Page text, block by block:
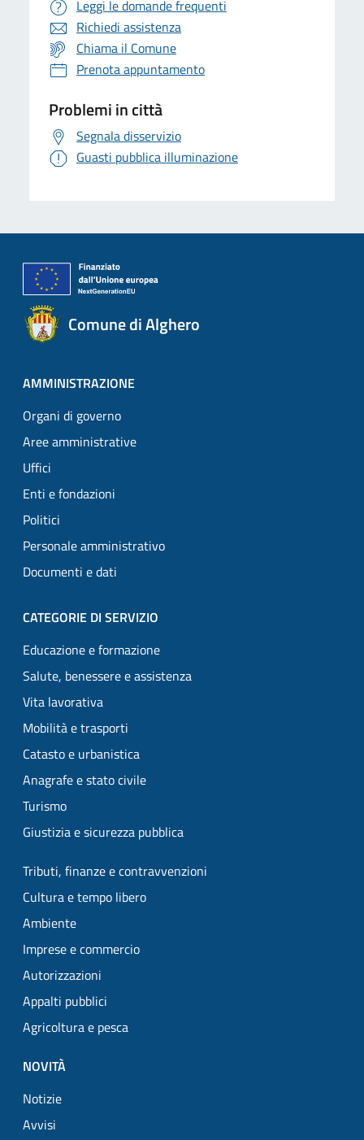
Leggi le domande frequenti
Richiedi assistenza
Chiama il Comune
Prenota appuntamento
Problemi in città
Segnala disservizio
Guasti pubblica illuminazione
Comune di Alghero
AMMINISTRAZIONE
Organi di governo
Aree amministrative
Uffici
Enti e fondazioni
Politici
Personale amministrativo
Documenti e dati
CATEGORIE DI SERVIZIO
Educazione e formazione
Salute, benessere e assistenza
Vita lavorativa
Mobilità e trasporti
Catasto e urbanistica
Anagrafe e stato civile
Turismo
Giustizia e sicurezza pubblica
Tributi, finanze e contravvenzioni
Cultura e tempo libero
Ambiente
Imprese e commercio
Autorizzazioni
Appalti pubblici
Agricoltura e pesca
NOVITÀ
Notizie
Avvisi